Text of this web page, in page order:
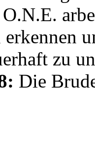
O.N.E.
zu
Die